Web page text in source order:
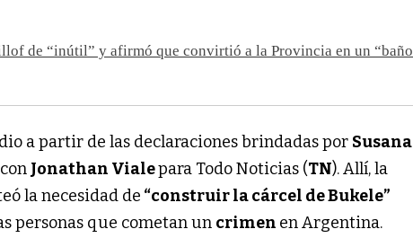
de “inútil” y afirmó que convirtió a la Provincia en un “baño
a partir de las declaraciones brindadas por Susana
Jonathan Vialepara Todo Noticias (TN). Allí, la
la necesidad de “construir la cárcel de Bukele”
personas que cometan un crimen en Argentina.